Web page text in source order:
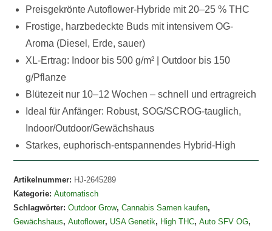
Preisgekrönte Autoflower-Hybride mit 20–25 % THC
Frostige, harzbedeckte Buds mit intensivem OG-
Aroma (Diesel, Erde, sauer)
XL-Ertrag: Indoor bis 500 g/m² | Outdoor bis 150
g/Pflanze
Blütezeit nur 10–12 Wochen – schnell und ertragreich
Ideal für Anfänger: Robust, SOG/SCROG-tauglich,
Indoor/Outdoor/Gewächshaus
Starkes, euphorisch-entspannendes Hybrid-High
Artikelnummer: HJ-2645289
Kategorie:Automatisch
Schlagwörter:Outdoor Grow,Cannabis Samen kaufen,
Gewächshaus,Autoflower, USA Genetik, High THC,Auto SFV OG,